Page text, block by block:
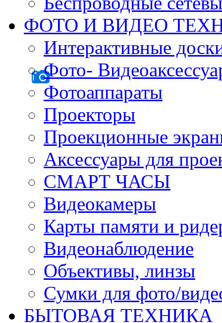
ФОТО И ВИДЕО
Интерактивные
Фото-
Фотоаппараты
Проекторы
Проекционные
Аксессуары для
СМАРТ ЧАСЫ
Видеокамеры
Карты памяти и
Видеонаблюдение
Объективы, линзы
Сумки для фото/
БЫТОВАЯ ТЕХНИКА